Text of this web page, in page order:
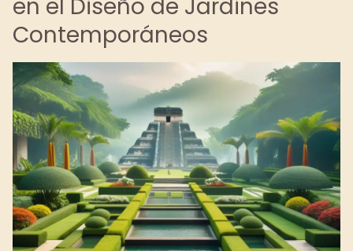
en el Diseño de Jardines
Contemporáneos